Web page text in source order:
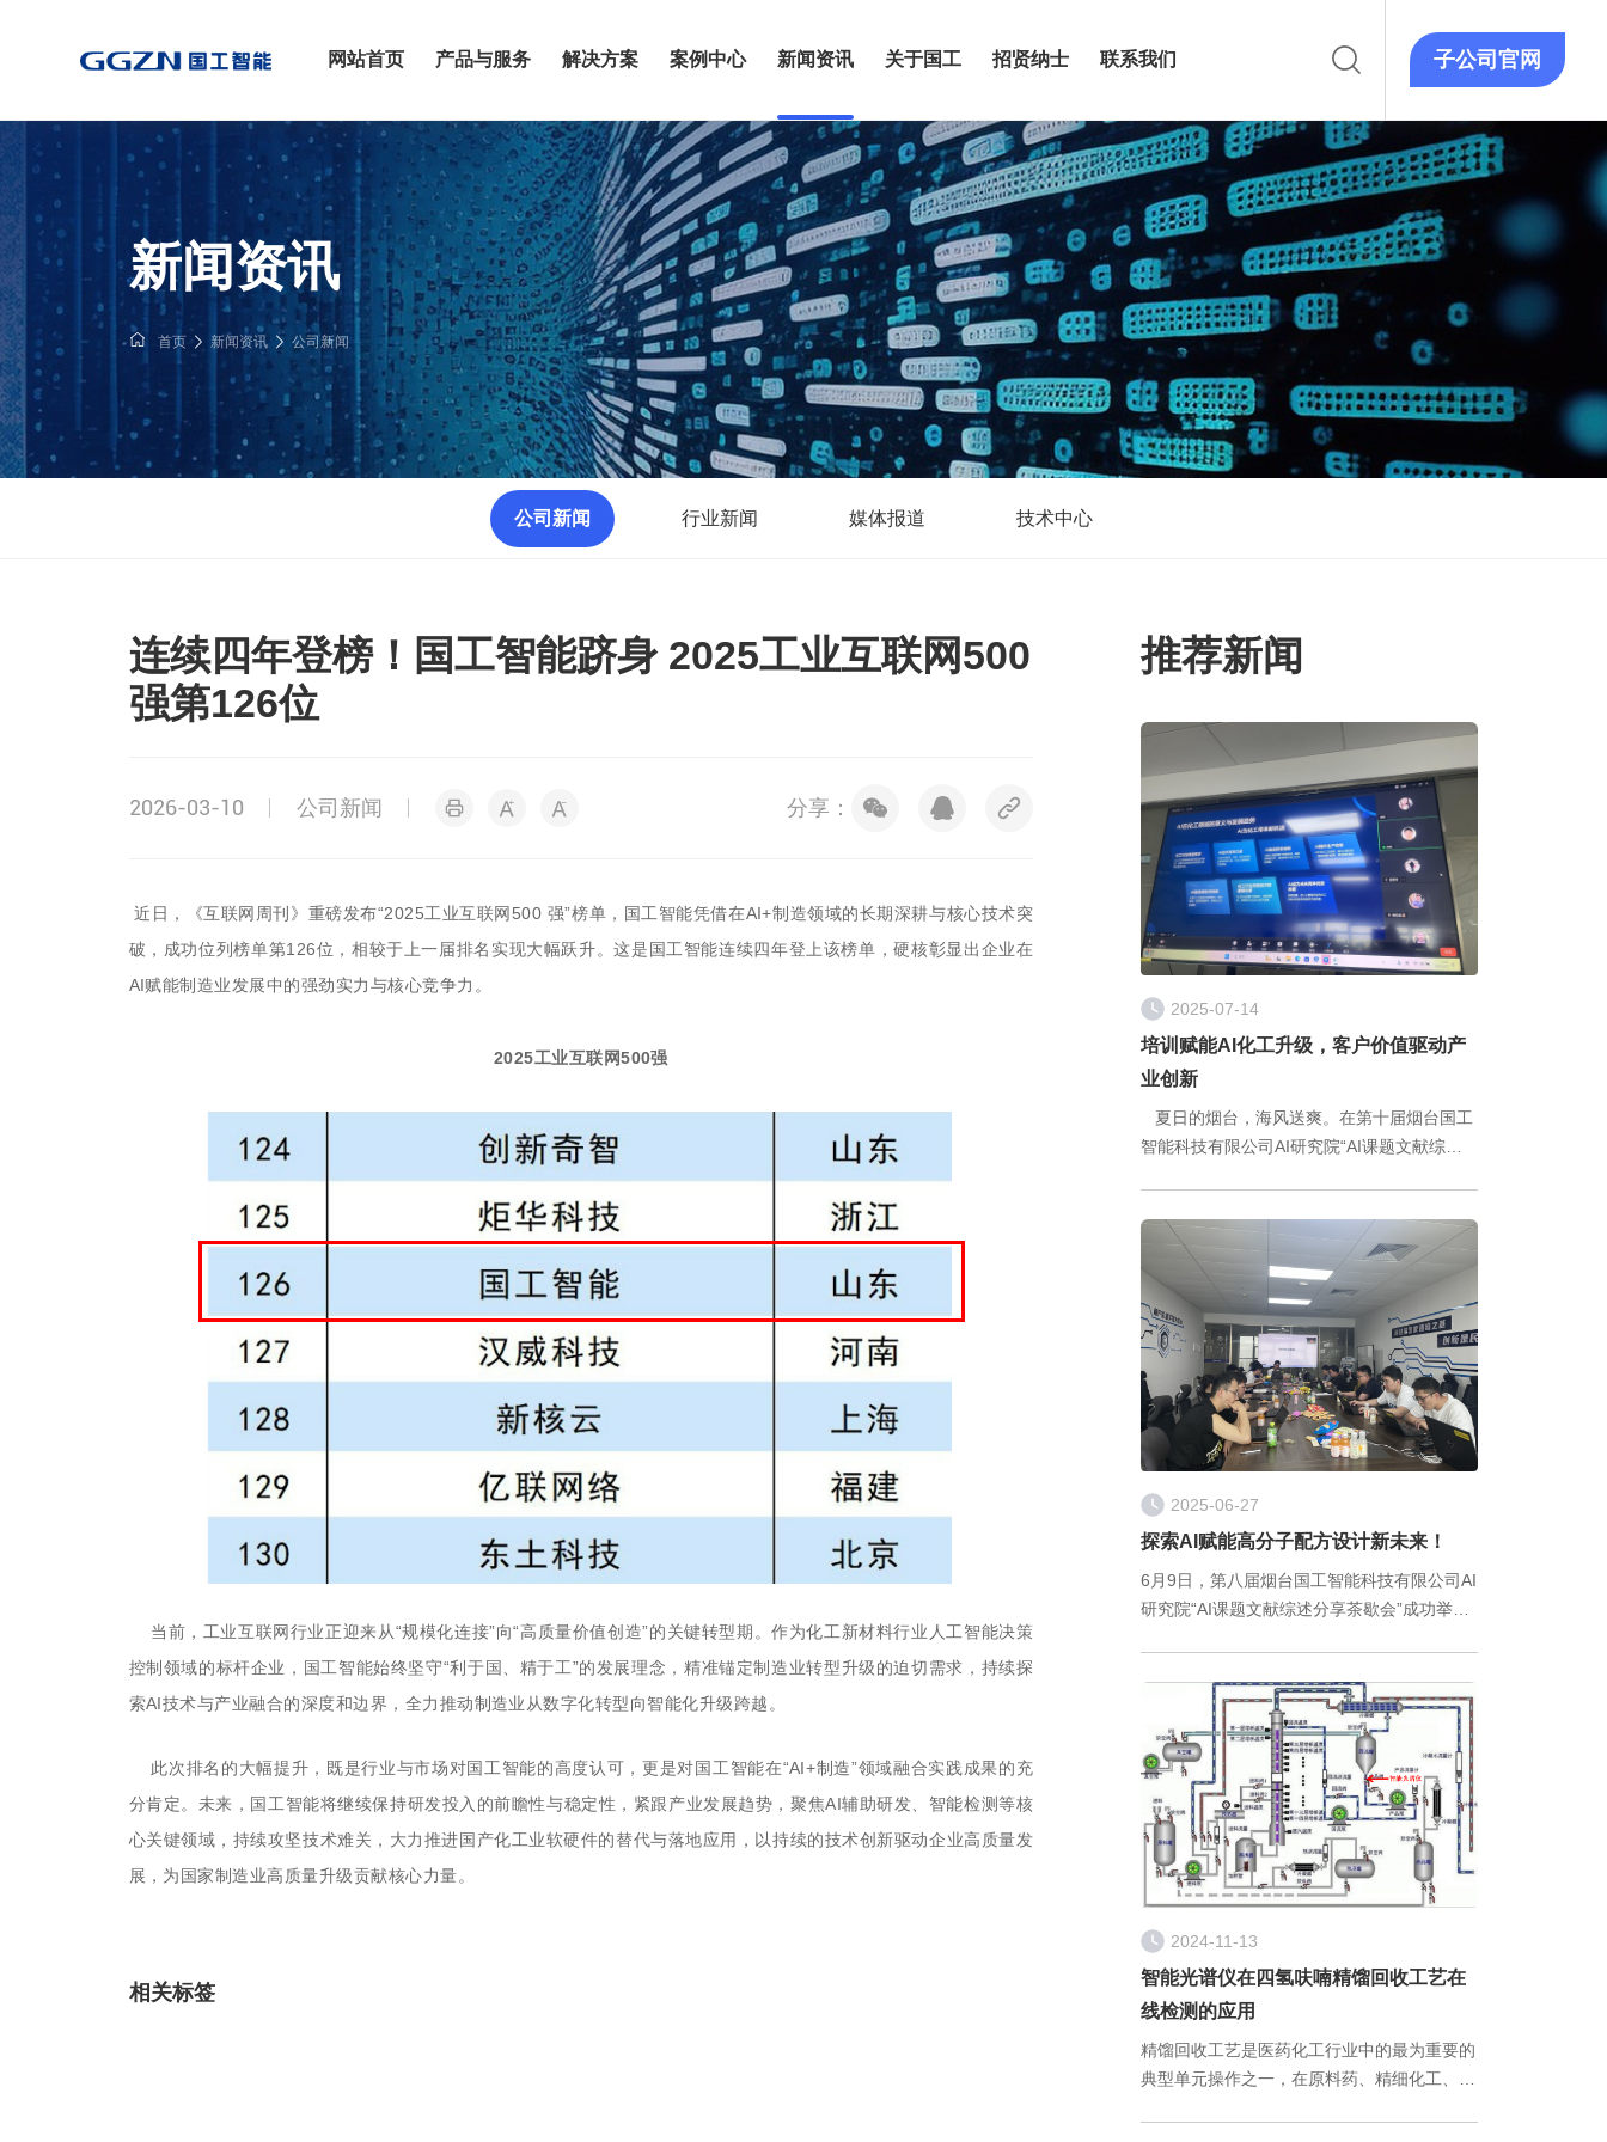
网站首页 产品与服务 解决方案 案例中心 新闻资讯 关于国工 招贤纳士 联系我们 子公司官网
新闻资讯
首页 新闻资讯 公司新闻
公司新闻 行业新闻 媒体报道 技术中心
连续四年登榜！国工智能跻身 2025工业互联网500
强第126位
2026-03-10 公司新闻 分享：
近日，《互联网周刊》重磅发布“2025工业互联网500 强”榜单，国工智能凭借在AI+制造领域的长期深耕与核心技术突
破，成功位列榜单第126位，相较于上一届排名实现大幅跃升。这是国工智能连续四年登上该榜单，硬核彰显出企业在
AI赋能制造业发展中的强劲实力与核心竞争力。
2025工业互联网500强
当前，工业互联网行业正迎来从“规模化连接”向“高质量价值创造”的关键转型期。作为化工新材料行业人工智能决策
控制领域的标杆企业，国工智能始终坚守“利于国、精于工”的发展理念，精准锚定制造业转型升级的迫切需求，持续探
索AI技术与产业融合的深度和边界，全力推动制造业从数字化转型向智能化升级跨越。
此次排名的大幅提升，既是行业与市场对国工智能的高度认可，更是对国工智能在“AI+制造”领域融合实践成果的充
分肯定。未来，国工智能将继续保持研发投入的前瞻性与稳定性，紧跟产业发展趋势，聚焦AI辅助研发、智能检测等核
心关键领域，持续攻坚技术难关，大力推进国产化工业软硬件的替代与落地应用，以持续的技术创新驱动企业高质量发
展，为国家制造业高质量升级贡献核心力量。
相关标签
推荐新闻
2025-07-14
培训赋能AI化工升级，客户价值驱动产
业创新
夏日的烟台，海风送爽。在第十届烟台国工
智能科技有限公司AI研究院“AI课题文献综述
2025-06-27
探索AI赋能高分子配方设计新未来！
6月9日，第八届烟台国工智能科技有限公司AI
研究院“AI课题文献综述分享茶歇会”成功举
析，展现了国工智能在AI+材
2024-11-13
智能光谱仪在四氢呋喃精馏回收工艺在
线检测的应用
精馏回收工艺是医药化工行业中的最为重要的
典型单元操作之一，在原料药、精细化工、轻